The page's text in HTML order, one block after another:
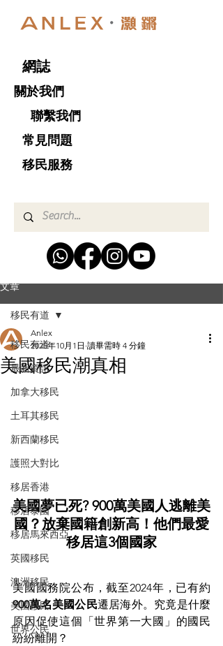
網誌
關於我們
聯繫我們
​ 常見問題
移民服務
文章
移民有道
最新資訊
加拿大移民
土耳其移民
新西蘭移民
護照大對比
移居香港
移居泰國
移居馬來西亞
英國移民
澳洲移民
美國移民
世界公民
移民有道
美國移民潮真相
Anlex
2025年10月1日 讀畢需時 4 分鐘
美國夢已死? 900萬美國人逃離美
國？放棄國籍創新高！他們最愛
移居這3個國家
美國國務院公布，截至2024年，已有約
900萬名美國公民遷居海外。究竟是什麼
原因促使這個「世界第一大國」的國民
紛紛離開？